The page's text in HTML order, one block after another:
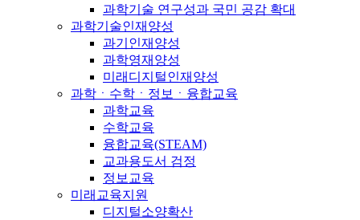
과학기술 연구성과 국민 공감 확대
과학기술인재양성
과기인재양성
과학영재양성
미래디지털인재양성
과학ㆍ수학ㆍ정보ㆍ융합교육
과학교육
수학교육
융합교육(STEAM)
교과용도서 검정
정보교육
미래교육지원
디지털소양확산